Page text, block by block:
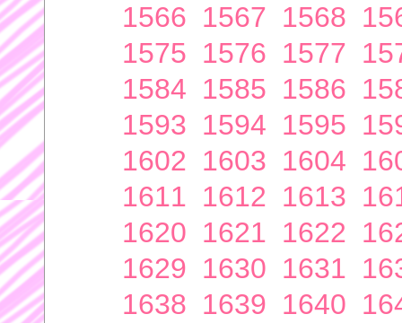
1566 1567 1568
1575 1576 1577
1584 1585 1586
1593 1594 1595
1602 1603 1604
1611 1612 1613
1620 1621 1622
1629 1630 1631
1638 1639 1640